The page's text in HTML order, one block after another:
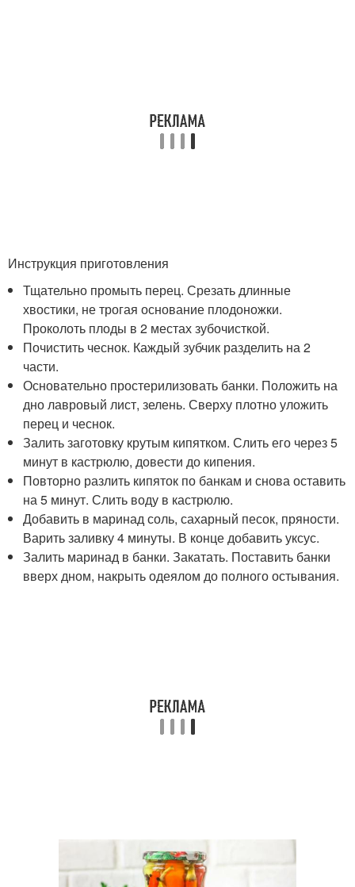
Инструкция приготовления
Тщательно промыть перец. Срезать длинные
хвостики, не трогая основание плодоножки.
Проколоть плоды в 2 местах зубочисткой.
Почистить чеснок. Каждый зубчик разделить на 2
части.
Основательно простерилизовать банки. Положить на
дно лавровый лист, зелень. Сверху плотно уложить
перец и чеснок.
Залить заготовку крутым кипятком. Слить его через 5
минут в кастрюлю, довести до кипения.
Повторно разлить кипяток по банкам и снова оставить
на 5 минут. Слить воду в кастрюлю.
Добавить в маринад соль, сахарный песок, пряности.
Варить заливку 4 минуты. В конце добавить уксус.
Залить маринад в банки. Закатать. Поставить банки
вверх дном, накрыть одеялом до полного остывания.